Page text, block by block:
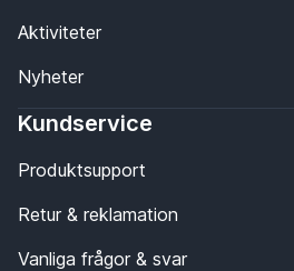
Aktiviteter
Nyheter
Kundservice
Produktsupport
Retur & reklamation
Vanliga frågor & svar